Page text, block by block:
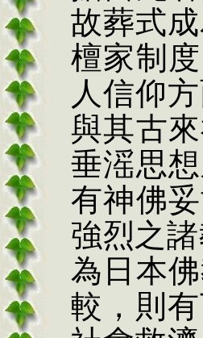
故葬式
檀家制
人信仰
與其古
垂滛思
有神佛
強烈之
為日本
較，則